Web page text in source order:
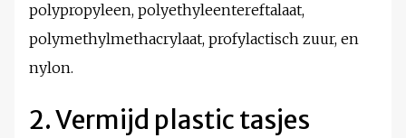
polypropyleen, polyethyleentereftalaat,
polymethylmethacrylaat, profylactisch zuur, en
nylon.
2. Vermijd plastic tasjes